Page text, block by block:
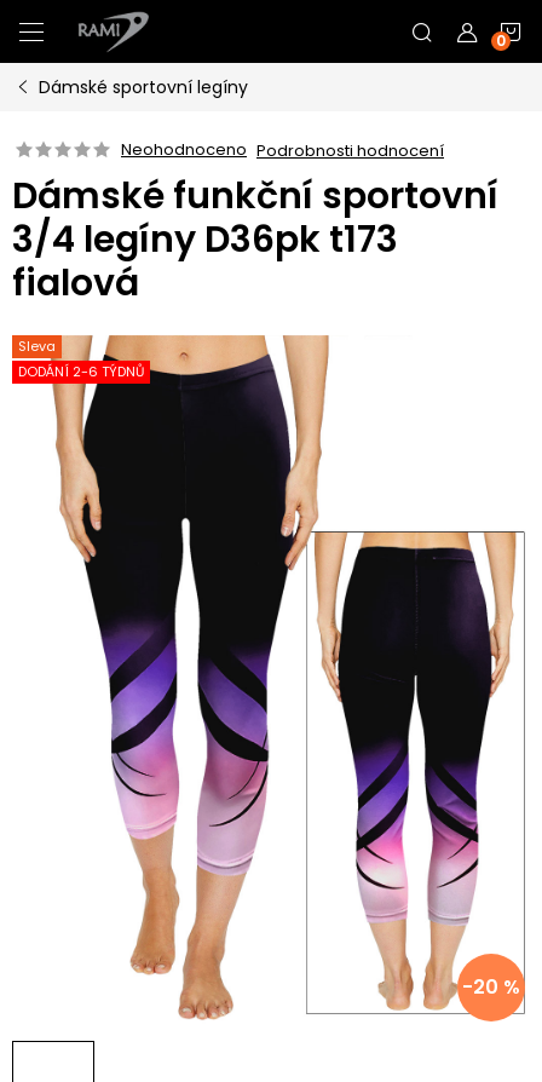
na
obsah
Dámské sportovní legíny
Neohodnoceno Podrobnosti hodnocení
Dámské funkční sportovní
3/4 legíny D36pk t173
fialová
Sleva
DODÁNÍ 2-6 TÝDNŮ
-20 %